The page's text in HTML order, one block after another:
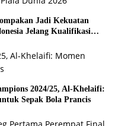
Jadi Kekuatan
Jelang Kualifikasi
2024/25, Al-Khelaifi:
Sepak Bola Prancis